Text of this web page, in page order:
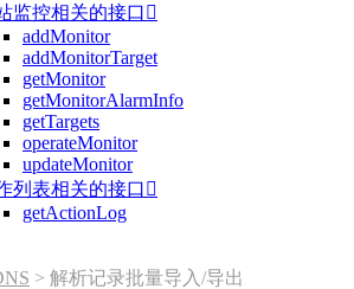
监控相关的接口 
addMonitor
addMonitorTarget
getMonitor
getMonitorAlarmInfo
getTargets
operateMonitor
updateMonitor
列表相关的接口 
getActionLog
> 解析记录批量导入/导出